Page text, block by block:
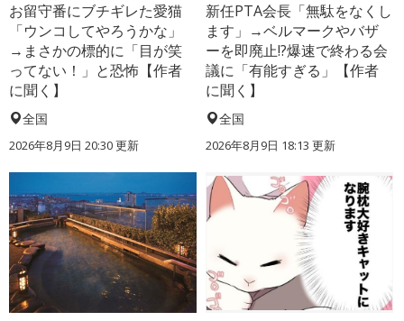
お留守番にブチギレた愛猫
「ウンコしてやろうかな」
→まさかの標的に「目が笑
ってない！」と恐怖【作者
に聞く】
全国
2026年8月9日 20:30更新
新任PTA会長「無駄をなくし
ます」→ベルマークやバザ
ーを即廃止!?爆速で終わる会
議に「有能すぎる」【作者
に聞く】
全国
2026年8月9日 18:13 更新